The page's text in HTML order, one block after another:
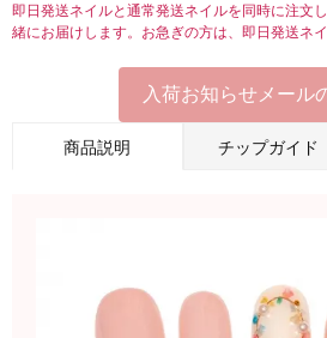
即日発送ネイルと通常発送ネイルを同時に注文
緒にお届けします。お急ぎの方は、即日発送ネ
入荷お知らせメール
商品説明 チップガイド